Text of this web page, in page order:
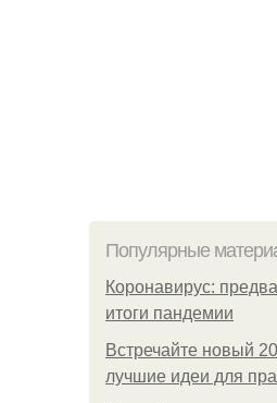
Популярные
Коронавирус:
итоги пандемии
Встречайте новый
лучшие идеи для